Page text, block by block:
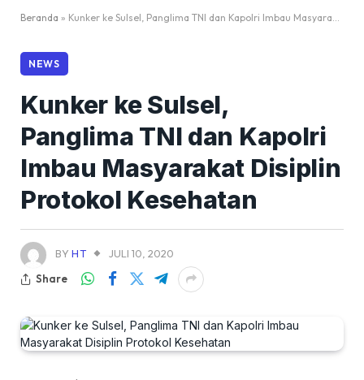
Beranda » Kunker ke Sulsel, Panglima TNI dan Kapolri Imbau Masyarakat Disiplin Protokol Kesehatan
NEWS
Kunker ke Sulsel,
Panglima TNI dan Kapolri
Imbau Masyarakat Disiplin
Protokol Kesehatan
BY HT
JULI 10, 2020
Share